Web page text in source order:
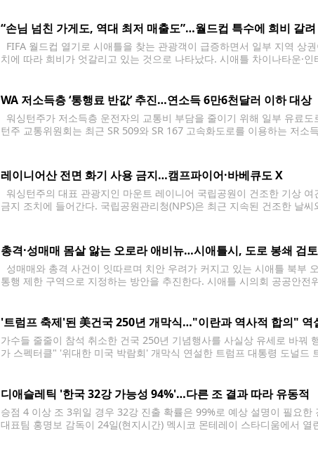
“손님 넘친 가게도, 역대 최저 매출도”…월드컵 특수에 희비 갈려
FIFA 월드컵 열기로 시애틀을 찾는 관광객이 급증하면서 일부 지역 상
치에 따라 희비가 엇갈리고 있는 것으로 나타났다. 시애틀 차이나타운·
WA 저소득층 ‘통행료 반값’ 추진…연소득 6만6천달러 이하 대상
워싱턴주가 저소득층 운전자의 교통비 부담을 줄이기 위해 일부 유료
턴주 교통위원회는 최근 SR 509와 SR 167 고속화도로를 이용하는 저
레이니어산 전면 화기 사용 금지…캠프파이어·바베큐도 X
워싱턴주의 대표 관광지인 마운트 레이니어 국립공원이 건조한 기상
금지 조치에 들어간다. 국립공원관리청(NPS)은 최근 지속된 건조한 날
총격·성매매 몸살 앓는 오로라 애비뉴…시애틀시, 도로 봉쇄 검토
성매매와 총격 사건이 잇따르며 치안 우려가 커지고 있는 시애틀 북부
통행 제한 구역으로 지정하는 방안을 추진한다. 시애틀 시의회 공공안전
'트럼프 축제'된 美건국 250년 개막식…"이란과 역사적 합의" 역
가수들 줄줄이 참석 취소한 건국 250년 기념행사를 사실상 유세로 바꿔
가 스펙터클" '위대한 미국 박람회' 개막식 연설한 트럼프 대통령 도널드
디애슬레틱 '한국 32강 가능성 94%'…다른 조 결과 따라 유동적
승점 4 이상 조 3위일 경우 32강 진출 확률은 99%로 예상 설명이 필요
대표팀 홍명보 감독이 24일(현지시간) 멕시코 몬테레이 스타디움에서